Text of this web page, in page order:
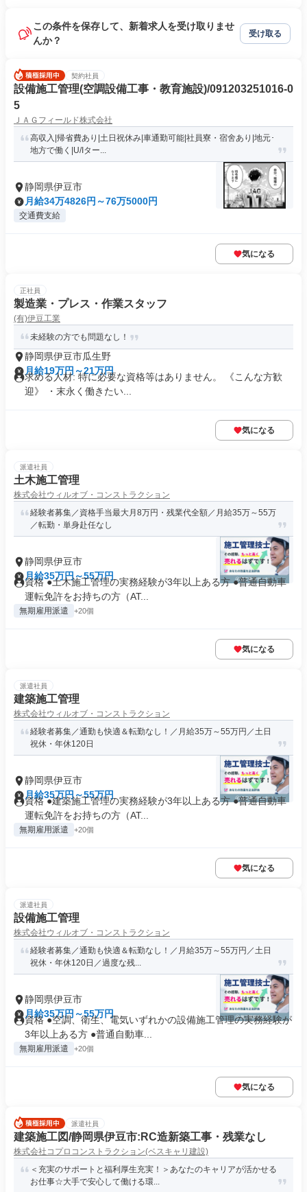
この条件を保存して、新着求人を受け取りませ
んか？
受け取る
契約社員
設備施工管理(空調設備工事・教育施設)/091203251016-0
5
ＪＡＧフィールド株式会社
高収入|帰省費あり|土日祝休み|車通勤可能|社員寮・宿舍あり|地元･
地方で働く|U/Iター...
静岡県伊豆市
月給34万4826円～76万5000円
交通費支給
気になる
正社員
製造業・プレス・作業スタッフ
(有)伊豆工業
未経験の方でも問題なし！
静岡県伊豆市瓜生野
月給19万円～21万円
求める人材: 特に必要な資格等はありません。 《こんな方歓
迎》 ・末永く働きたい...
気になる
派遣社員
土木施工管理
株式会社ウィルオブ・コンストラクション
経験者募集／資格手当最大月8万円・残業代全額／月給35万～55万
／転勤・単身赴任なし
静岡県伊豆市
月給35万円～55万円
資格 ●土木施工管理の実務経験が3年以上ある方 ●普通自動車
運転免許をお持ちの方（AT...
無期雇用派遣 +20個
気になる
派遣社員
建築施工管理
株式会社ウィルオブ・コンストラクション
経験者募集／通勤も快適＆転勤なし！／月給35万～55万円／土日
祝休・年休120日
静岡県伊豆市
月給35万円～55万円
資格 ●建築施工管理の実務経験が3年以上ある方 ●普通自動車
運転免許をお持ちの方（AT...
無期雇用派遣 +20個
気になる
派遣社員
設備施工管理
株式会社ウィルオブ・コンストラクション
経験者募集／通勤も快適＆転勤なし！／月給35万～55万円／土日
祝休・年休120日／過度な残...
静岡県伊豆市
月給35万円～55万円
資格 ●空調、衛生、電気いずれかの設備施工管理の実務経験が
3年以上ある方 ●普通自動車...
無期雇用派遣 +20個
気になる
派遣社員
建築施工図/静岡県伊豆市:RC造新築工事・残業なし
株式会社コプロコンストラクション(ベスキャリ建設)
＜充実のサポートと福利厚生充実！＞あなたのキャリアが活かせる
お仕事☆大手で安心して働ける環...